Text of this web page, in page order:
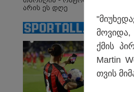
არის ეს დღე
რა უნდა ვიცოდეთ?
მო­ვი­და,
ქმის
Martin
თვის